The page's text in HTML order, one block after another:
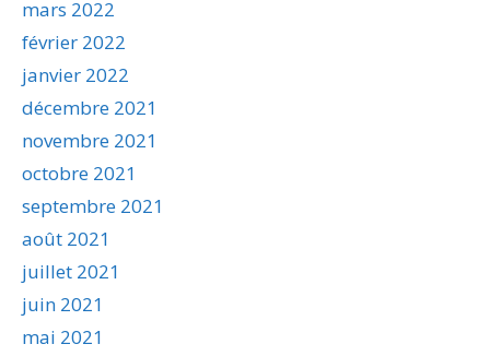
mars 2022
février 2022
janvier 2022
décembre 2021
novembre 2021
octobre 2021
septembre 2021
août 2021
juillet 2021
juin 2021
mai 2021